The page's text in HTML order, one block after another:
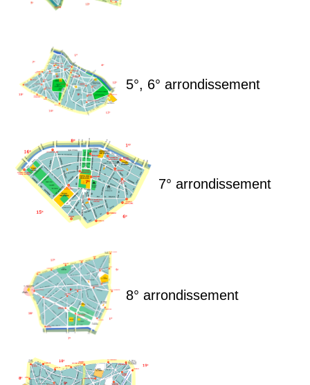
5°, 6° arrondissement
7° arrondissement
8° arrondissement